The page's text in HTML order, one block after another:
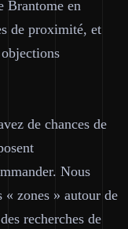
Brantome en
de proximité, et
de chances de
Nous
« zones » autour de
recherches de